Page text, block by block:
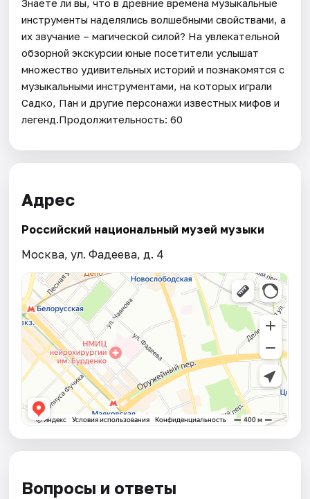
Знаете ли вы, что в древние времена музыкальные
инструменты наделялись волшебными свойствами, а
их звучание – магической силой? На увлекательной
обзорной экскурсии юные посетители услышат
множество удивительных историй и познакомятся с
музыкальными инструментами, на которых играли
Садко, Пан и другие персонажи известных мифов и
легенд.Продолжительность: 60
Адрес
Российский национальный музей музыки
Москва, ул. Фадеева, д. 4
Вопросы и ответы